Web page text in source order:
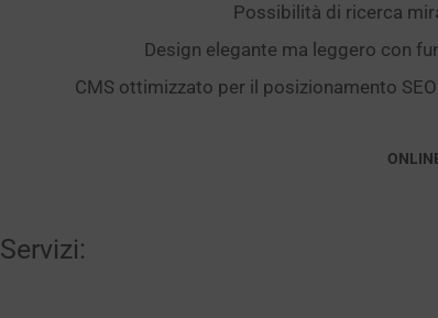
Possibilità di ricerca
Design elegante ma leggero con
CMS ottimizzato per il posizionamento
Servizi: